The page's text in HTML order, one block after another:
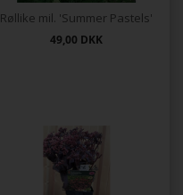
Røllike mil. 'Summer Pastels'
49,00 DKK